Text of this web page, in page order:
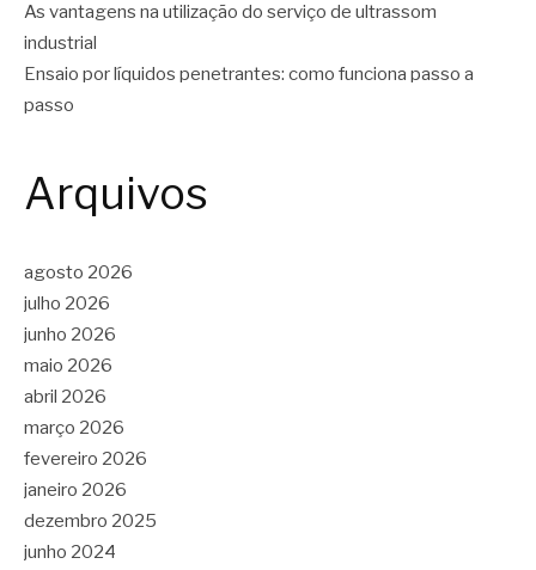
As vantagens na utilização do serviço de ultrassom
industrial
Ensaio por líquidos penetrantes: como funciona passo a
passo
Arquivos
agosto 2026
julho 2026
junho 2026
maio 2026
abril 2026
março 2026
fevereiro 2026
janeiro 2026
dezembro 2025
junho 2024